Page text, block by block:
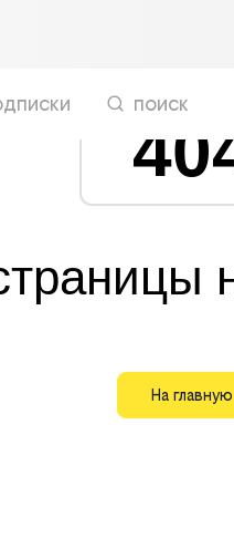
поиск
На главную